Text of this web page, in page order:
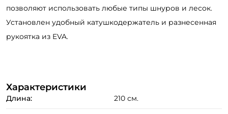
позволяют использовать любые типы шнуров и лесок.
Установлен удобный катушкодержатель и разнесенная
рукоятка из EVA.
Характеристики
Длина: 210 см.